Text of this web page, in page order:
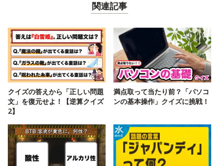
関連記事
クイズの答えから「正しい問題
文」を復元せよ！【逆算クイズ
2】
満点取って当たり前？「パソコ
ンの基本操作」クイズに挑戦！